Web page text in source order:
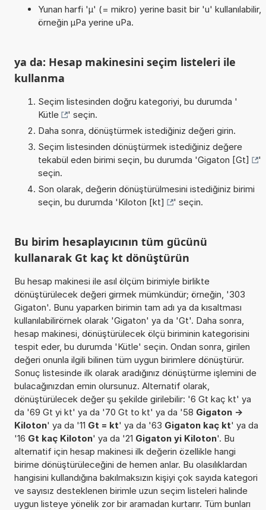
Yunan harfi 'µ' (= mikro) yerine basit bir 'u' kullanılabilir,
örneğin µPa yerine uPa.
ya da: Hesap makinesini seçim listeleri ile
kullanma
Seçim listesinden doğru kategoriyi, bu durumda '
Kütle
' seçin.
Daha sonra, dönüştürmek istediğiniz değeri girin.
Seçim listesinden dönüştürmek istediğiniz değere
tekabül eden birimi seçin, bu durumda 'Gigaton [Gt]
'
seçin.
Son olarak, değerin dönüştürülmesini istediğiniz birimi
seçin, bu durumda 'Kiloton [kt] ' seçin.
Bu birim hesaplayıcının tüm gücünü
kullanarak Gt kaç kt dönüştürün
Bu hesap makinesi ile asıl ölçüm birimiyle birlikte
dönüştürülecek değeri girmek mümkündür; örneğin, '303
Gigaton'. Bunu yaparken birimin tam adı ya da kısaltması
kullanılabilirörnek olarak 'Gigaton' ya da 'Gt'. Daha sonra,
hesap makinesi, dönüştürülecek ölçü biriminin kategorisini
tespit eder, bu durumda 'Kütle' seçin. Ondan sonra, girilen
değeri onunla ilgili bilinen tüm uygun birimlere dönüştürür.
Sonuç listesinde ilk olarak aradığınız dönüştürme işlemini de
bulacağınızdan emin olursunuz. Alternatif olarak,
dönüştürülecek değer şu şekilde girilebilir: '6 Gt kaç kt' ya
da '69 Gt yi kt' ya da '70 Gt to kt' ya da '58 Gigaton ->
Kiloton' ya da '11 Gt = kt' ya da '63 Gigaton kaç kt' ya da
'16 Gt kaç Kiloton' ya da '21 Gigaton yi Kiloton'. Bu
alternatif için hesap makinesi ilk değerin özellikle hangi
birime dönüştürüleceğini de hemen anlar. Bu olasılıklardan
hangisini kullandığına bakılmaksızın kişiyi çok sayıda kategori
ve sayısız desteklenen birimle uzun seçim listeleri halinde
uygun listeye yönelik zor bir aramadan kurtarır. Tüm bunları